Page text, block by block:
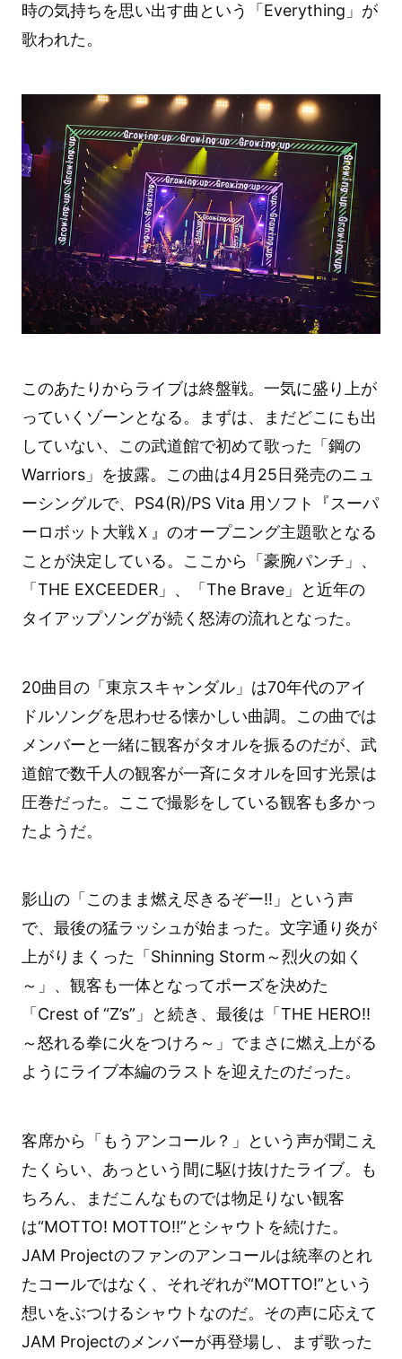
時の気持ちを思い出す曲という「Everything」が
歌われた。
このあたりからライブは終盤戦。一気に盛り上が
っていくゾーンとなる。まずは、まだどこにも出
していない、この武道館で初めて歌った「鋼の
Warriors」を披露。この曲は4月25日発売のニュ
ーシングルで、PS4(R)/PS Vita 用ソフト『スーパ
ーロボット大戦Ｘ』のオープニング主題歌となる
ことが決定している。ここから「豪腕パンチ」、
「THE EXCEEDER」、「The Brave」と近年の
タイアップソングが続く怒涛の流れとなった。
20曲目の「東京スキャンダル」は70年代のアイ
ドルソングを思わせる懐かしい曲調。この曲では
メンバーと一緒に観客がタオルを振るのだが、武
道館で数千人の観客が一斉にタオルを回す光景は
圧巻だった。ここで撮影をしている観客も多かっ
たようだ。
影山の「このまま燃え尽きるぞー!!」という声
で、最後の猛ラッシュが始まった。文字通り炎が
上がりまくった「Shinning Storm～烈火の如く
～」、観客も一体となってポーズを決めた
「Crest of “Z’s”」と続き、最後は「THE HERO!!
～怒れる拳に火をつけろ～」でまさに燃え上がる
ようにライブ本編のラストを迎えたのだった。
客席から「もうアンコール？」という声が聞こえ
たくらい、あっという間に駆け抜けたライブ。も
ちろん、まだこんなものでは物足りない観客
は“MOTTO! MOTTO!!”とシャウトを続けた。
JAM Projectのファンのアンコールは統率のとれ
たコールではなく、それぞれが“MOTTO!”という
想いをぶつけるシャウトなのだ。その声に応えて
JAM Projectのメンバーが再登場し、まず歌った